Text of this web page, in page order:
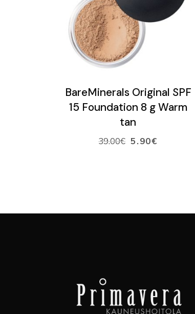
LISÄÄ OSTOSKORIIN
BareMinerals Original SPF
15 Foundation 8 g Warm
tan
39.00€ 5.90€